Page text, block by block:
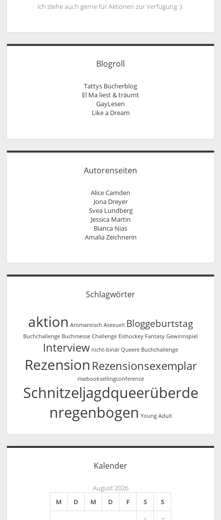
Ich stehe auch gerne für Aktionen zur Verfügung :).
Blogroll
Tattys Bücherblog
El Ma liest & träumt
GayLesen
Like a Dream
Autorenseiten
Alice Camden
Jona Dreyer
Svea Lundberg
Jessica Martin
Bianca Nias
Amalia Zeichnerin
Schlagwörter
aktion Aromantisch Asexuell Bloggeburtstag
Buchchallenge Buchmesse Challenge Eishockey Fantasy Gewinnspiel
Interview nicht-binär Queere Buchchallenge
Rezension Rezensionsexemplar
risebooksellingconference
Schnitzeljagdqueerüberde
nregenbogen Young Adult
Kalender
August 2026
M
D M D F S S